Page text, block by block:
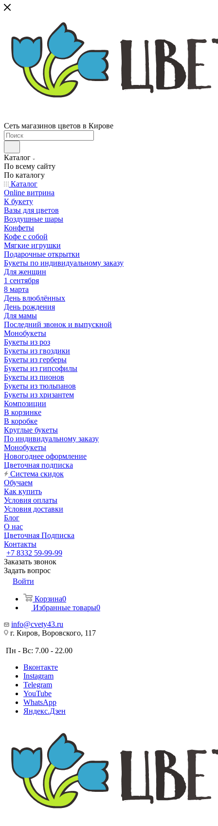
Сеть магазинов цветов в Кирове
Каталог
По всему сайту
По каталогу
Каталог
Online витрина
К букету
Вазы для цветов
Воздушные шары
Конфеты
Кофе с собой
Мягкие игрушки
Подарочные открытки
Букеты по индивидуальному заказу
Для женщин
1 сентября
8 марта
День влюблённых
День рождения
Для мамы
Последний звонок и выпускной
Монобукеты
Букеты из роз
Букеты из гвоздики
Букеты из герберы
Букеты из гипсофилы
Букеты из пионов
Букеты из тюльпанов
Букеты из хризантем
Композиции
В корзинке
В коробке
Круглые букеты
По индивидуальному заказу
Монобукеты
Новогоднее оформление
Цветочная подписка
Система скидок
Обучаем
Как купить
Условия оплаты
Условия доставки
Блог
О нас
Цветочная Подписка
Контакты
+7 8332 59-99-99
Заказать звонок
Задать вопрос
Войти
Корзина0
Избранные товары0
info@cvety43.ru
г. Киров, Воровского, 117
Пн - Вс: 7.00 - 22.00
Вконтакте
Instagram
Telegram
YouTube
WhatsApp
Яндекс.Дзен